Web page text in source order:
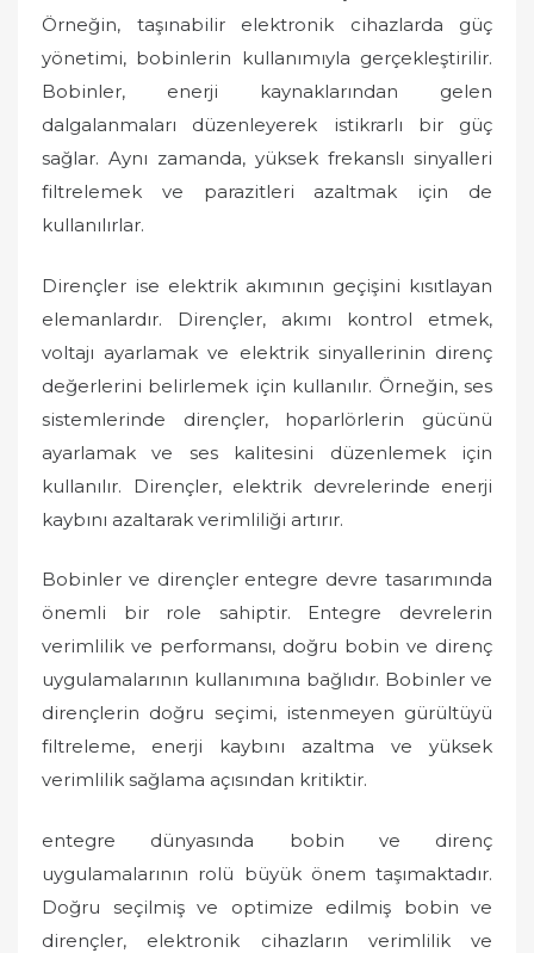
Örneğin, taşınabilir elektronik cihazlarda güç
yönetimi, bobinlerin kullanımıyla gerçekleştirilir.
Bobinler, enerji kaynaklarından gelen
dalgalanmaları düzenleyerek istikrarlı bir güç
sağlar. Aynı zamanda, yüksek frekanslı sinyalleri
filtrelemek ve parazitleri azaltmak için de
kullanılırlar.
Dirençler ise elektrik akımının geçişini kısıtlayan
elemanlardır. Dirençler, akımı kontrol etmek,
voltajı ayarlamak ve elektrik sinyallerinin direnç
değerlerini belirlemek için kullanılır. Örneğin, ses
sistemlerinde dirençler, hoparlörlerin gücünü
ayarlamak ve ses kalitesini düzenlemek için
kullanılır. Dirençler, elektrik devrelerinde enerji
kaybını azaltarak verimliliği artırır.
Bobinler ve dirençler entegre devre tasarımında
önemli bir role sahiptir. Entegre devrelerin
verimlilik ve performansı, doğru bobin ve direnç
uygulamalarının kullanımına bağlıdır. Bobinler ve
dirençlerin doğru seçimi, istenmeyen gürültüyü
filtreleme, enerji kaybını azaltma ve yüksek
verimlilik sağlama açısından kritiktir.
entegre dünyasında bobin ve direnç
uygulamalarının rolü büyük önem taşımaktadır.
Doğru seçilmiş ve optimize edilmiş bobin ve
dirençler, elektronik cihazların verimlilik ve